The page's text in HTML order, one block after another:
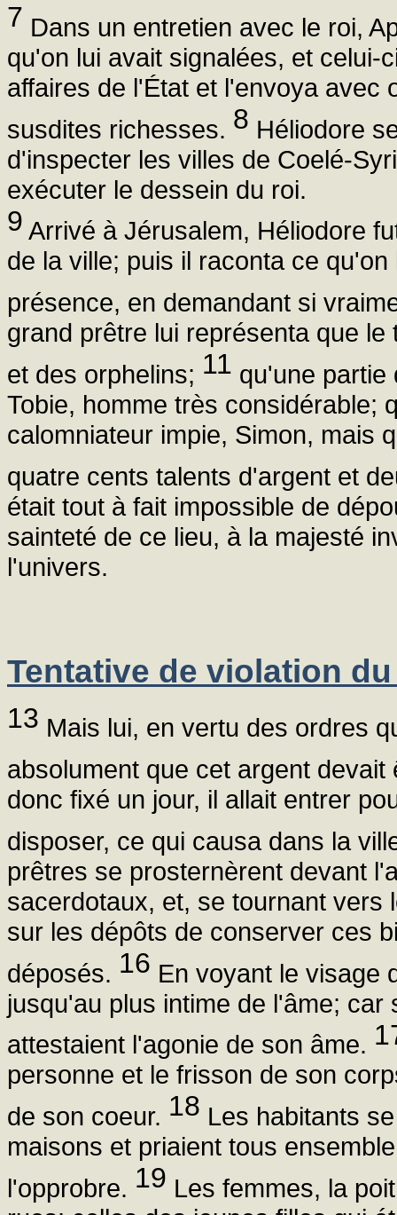
7 Dans un entretien avec le roi,
qu'on lui avait signalées, et celui-
affaires de l'État et l'envoya avec
susdites richesses. 8 Héliodore
d'inspecter les villes de Coelé-
exécuter le dessein du roi.
9 Arrivé à Jérusalem, Héliodore
de la ville; puis il raconta ce
présence, en demandant si
grand prêtre lui représenta que
et des orphelins; 11 qu'une partie
Tobie, homme très considérable;
calomniateur impie, Simon, mais
quatre cents talents d'argent et
était tout à fait impossible de
sainteté de ce lieu, à la majesté
l'univers.
Tentative de violation du
13 Mais lui, en vertu des ordres
absolument que cet argent
donc fixé un jour, il allait entrer
disposer, ce qui causa dans la
prêtres se prosternèrent devant
sacerdotaux, et, se tournant vers
sur les dépôts de conserver ces
déposés. 16 En voyant le visage
jusqu'au plus intime de l'âme;
attestaient l'agonie de son âme.
personne et le frisson de son
de son coeur. 18 Les habitants
maisons et priaient tous
l'opprobre. 19 Les femmes, la